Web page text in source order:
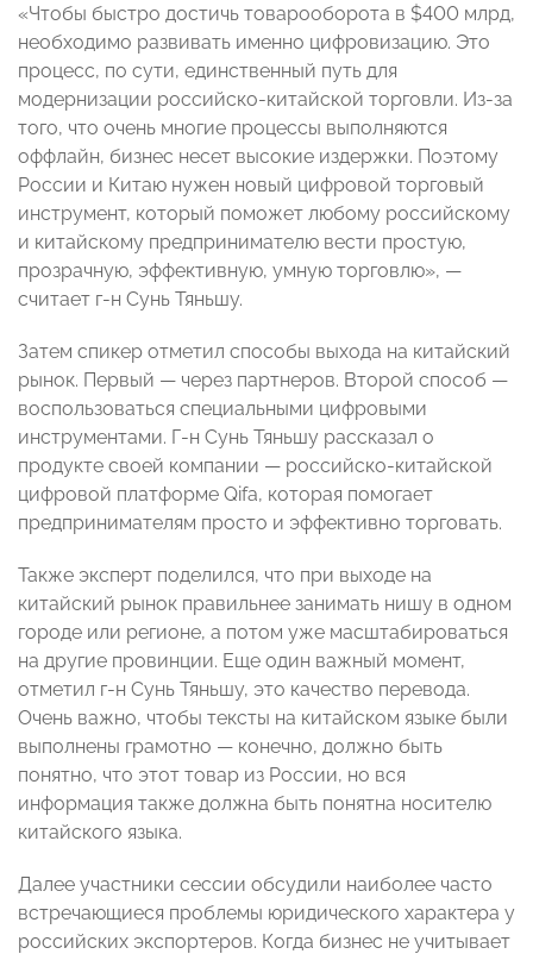
«Чтобы быстро достичь товарооборота в $400 млрд,
необходимо развивать именно цифровизацию. Это
процесс, по сути, единственный путь для
модернизации российско-китайской торговли. Из-за
того, что очень многие процессы выполняются
оффлайн, бизнес несет высокие издержки. Поэтому
России и Китаю нужен новый цифровой торговый
инструмент, который поможет любому российскому
и китайскому предпринимателю вести простую,
прозрачную, эффективную, умную торговлю», —
считает г-н Сунь Тяньшу.
Затем спикер отметил способы выхода на китайский
рынок. Первый — через партнеров. Второй способ —
воспользоваться специальными цифровыми
инструментами. Г-н Сунь Тяньшу рассказал о
продукте своей компании — российско-китайской
цифровой платформе Qifa, которая помогает
предпринимателям просто и эффективно торговать.
Также эксперт поделился, что при выходе на
китайский рынок правильнее занимать нишу в одном
городе или регионе, а потом уже масштабироваться
на другие провинции. Еще один важный момент,
отметил г-н Сунь Тяньшу, это качество перевода.
Очень важно, чтобы тексты на китайском языке были
выполнены грамотно — конечно, должно быть
понятно, что этот товар из России, но вся
информация также должна быть понятна носителю
китайского языка.
Далее участники сессии обсудили наиболее часто
встречающиеся проблемы юридического характера у
российских экспортеров. Когда бизнес не учитывает